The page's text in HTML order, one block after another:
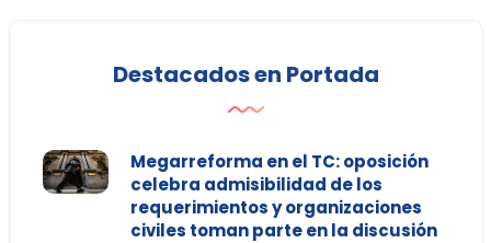
Destacados en Portada
Megarreforma en el TC: oposición
celebra admisibilidad de los
requerimientos y organizaciones
civiles toman parte en la discusión